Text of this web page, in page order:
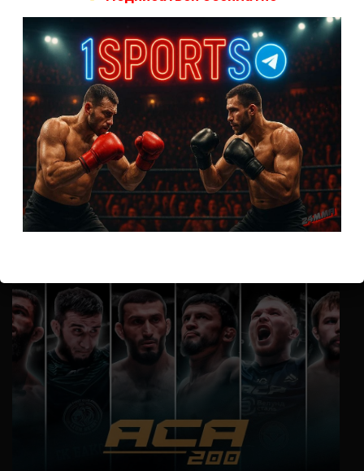
А как смотреть с ноутбука?
Анонимно кРасписание боев UFC
Кусок говна ты, существом даже нельзя ,такое как ты назвать!
АнонимнокКонор МакГрегор
УЧ
АнонимнокРэнди Браун — Николас Далби
не запускается ни один бой, реклама есть, а когда
заканчивается начинается загрузка видео длиною в жизнь.
Исправьте пожалуйста